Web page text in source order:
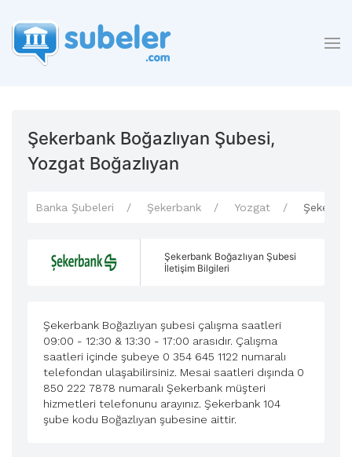
Şekerbank Boğazlıyan Şubesi,
Yozgat Boğazlıyan
Banka Şubeleri Şekerbank Yozgat
Şekerbank Boğazlıyan Şubesi
İletişim Bilgileri
Şekerbank Boğazlıyan şubesi çalışma saatleri
09:00 - 12:30 & 13:30 - 17:00 arasıdır. Çalışma
saatleri içinde şubeye 0 354 645 1122 numaralı
telefondan ulaşabilirsiniz. Mesai saatleri dışında 0
850 222 7878 numaralı Şekerbank müşteri
hizmetleri telefonunu arayınız. Şekerbank 104
şube kodu Boğazlıyan şubesine aittir.